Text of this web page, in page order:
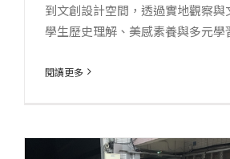
到文創設計空間，透過實地觀察
學生歷史理解、美感素養與多元學
閱讀更多